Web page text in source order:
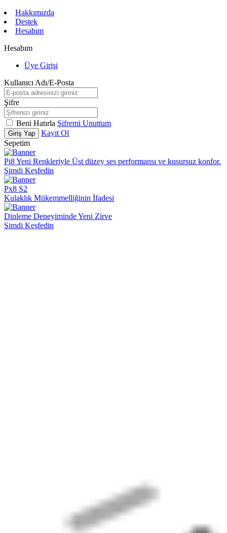
Hakkımızda
Destek
Hesabım
Hesabım
Üye Girişi
Kullanıcı Adı/E-Posta
Şifre
Beni Hatırla Şifremi Unuttum
Giriş Yap
Kayıt Ol
Sepetim
Pi8 Yeni Renkleriyle Üst düzey ses performansı ve kusursuz konfor.
Şimdi Keşfedin
Px8 S2
Kulaklık Mükemmelliğinin İfadesi
Dinleme Deneyiminde Yeni Zirve
Şimdi Keşfedin